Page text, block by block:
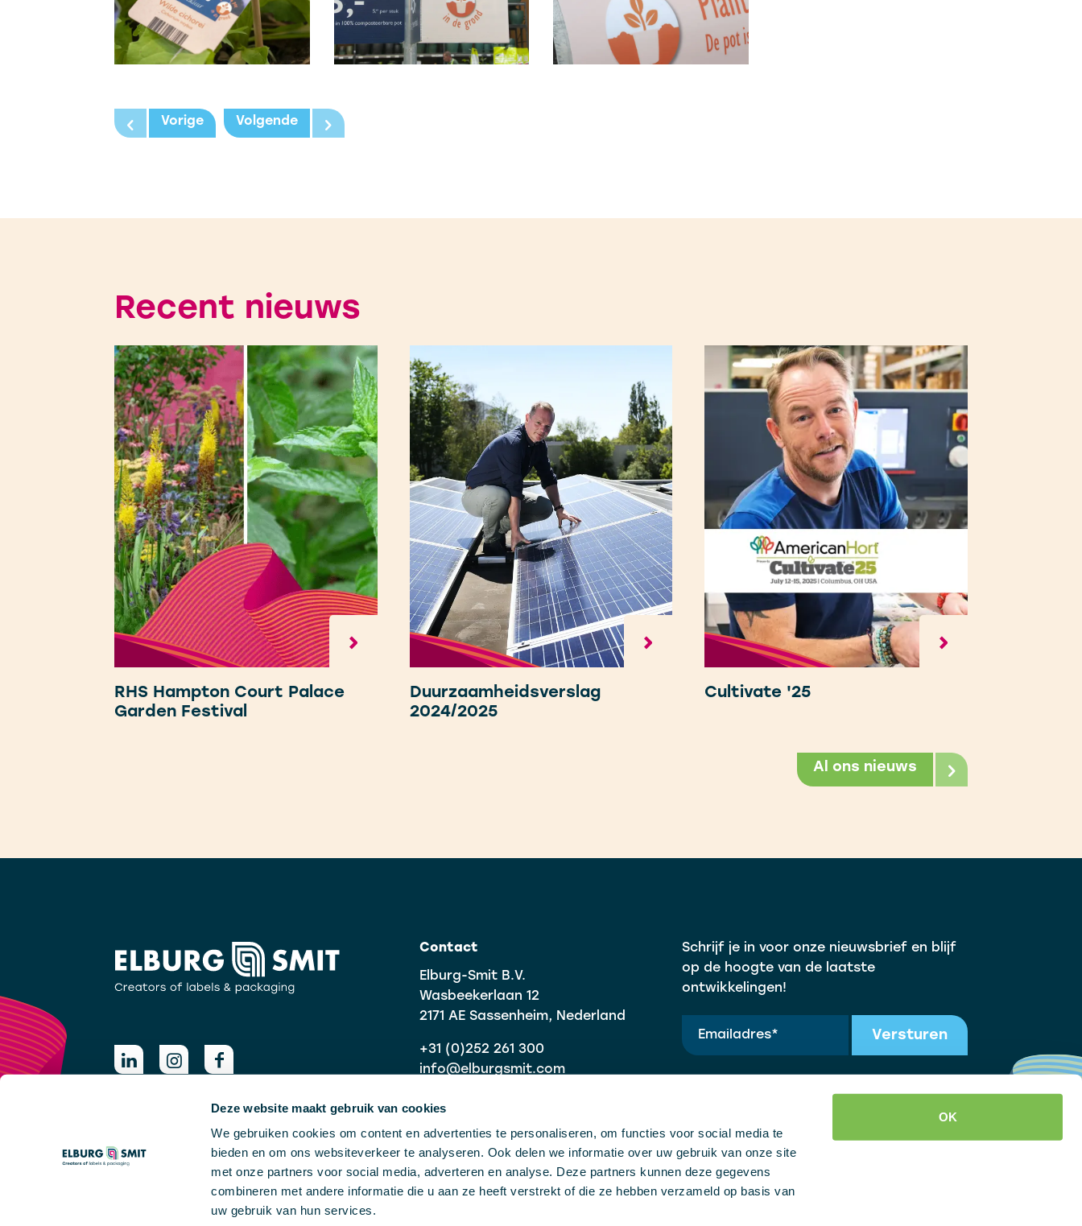
Deze website maakt gebruik van cookies
We gebruiken cookies om content en advertenties te personaliseren, om functies voor social media te
bieden en om ons websiteverkeer te analyseren. Ook delen we informatie over uw gebruik van onze site
met onze partners voor social media, adverteren en analyse. Deze partners kunnen deze gegevens
combineren met andere informatie die u aan ze heeft verstrekt of die ze hebben verzameld op basis van
uw gebruik van hun services.
OK
Vorige Volgende
Recent nieuws
RHS Hampton Court Palace
Garden Festival
Duurzaamheidsverslag
2024/2025
Cultivate '25
Al ons nieuws
Contact
Elburg-Smit B.V.
Wasbeekerlaan 12
2171 AE Sassenheim, Nederland
+31 (0)252 261 300
info@elburgsmit.com
Schrijf je in voor onze nieuwsbrief en blijf
op de hoogte van de laatste
ontwikkelingen!
Versturen